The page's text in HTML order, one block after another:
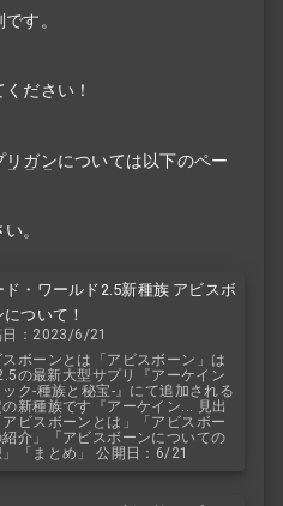
す。
ださい！
リガンについては以下のペー
。
ド・ワールド2.5新種族 アビスボ
について！
日：2023/6/21
スボーンとは「アビスボーン」は
の最新大型サプリ『アーケイン
ック-種族と秘宝-』にて追加される
の新種族です『アーケイン... 見出
アビスボーンとは」「アビスボー
紹介」「アビスボーンについての
」「まとめ」 公開日：6/21